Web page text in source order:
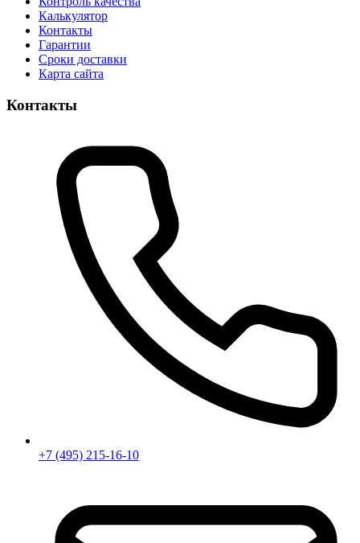
Калькулятор
Контакты
Гарантии
Сроки доставки
Карта сайта
Контакты
+7 (495) 215-16-10